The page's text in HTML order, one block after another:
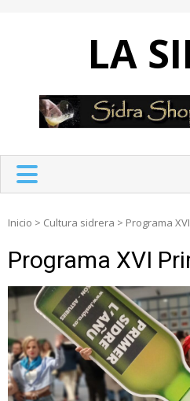
LA
Inicio > Cultura sidrera > Programa
Programa XVI